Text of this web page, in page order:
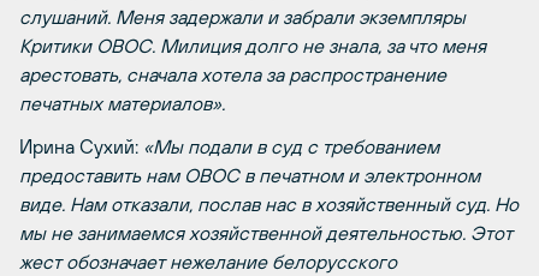
слушаний. Меня задержали и забрали экземпляры
Критики ОВОС. Милиция долго не знала, за что меня
арестовать, сначала хотела за распространение
печатных материалов».
Ирина Сухий: «Мы подали в суд с требованием
предоставить нам ОВОС в печатном и электронном
виде. Нам отказали, послав нас в хозяйственный суд. Но
мы не занимаемся хозяйственной деятельностью. Этот
жест обозначает нежелание белорусского